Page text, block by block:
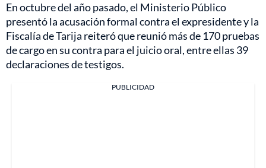
En octubre del año pasado, el Ministerio Público
presentó la acusación formal contra el expresidente y la
Fiscalía de Tarija reiteró que reunió más de 170 pruebas
de cargo en su contra para el juicio oral, entre ellas 39
declaraciones de testigos.
PUBLICIDAD